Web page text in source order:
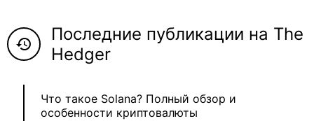
Neftegrad 5
Evgeniy 3
history
Последние публикации на The
Hedger
Что такое Solana? Полный обзор и
особенности криптовалюты